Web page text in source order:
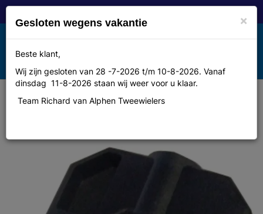
Toggle
navigation
MENU
Bofix Gaz kettingspannerkap pvc
×
Gesloten wegens vakantie
Beste klant,
Wij zijn gesloten van 28 -7-2026 t/m 10-8-2026. Vanaf
dinsdag 11-8-2026 staan wij weer voor u klaar.
Team Richard van Alphen Tweewielers